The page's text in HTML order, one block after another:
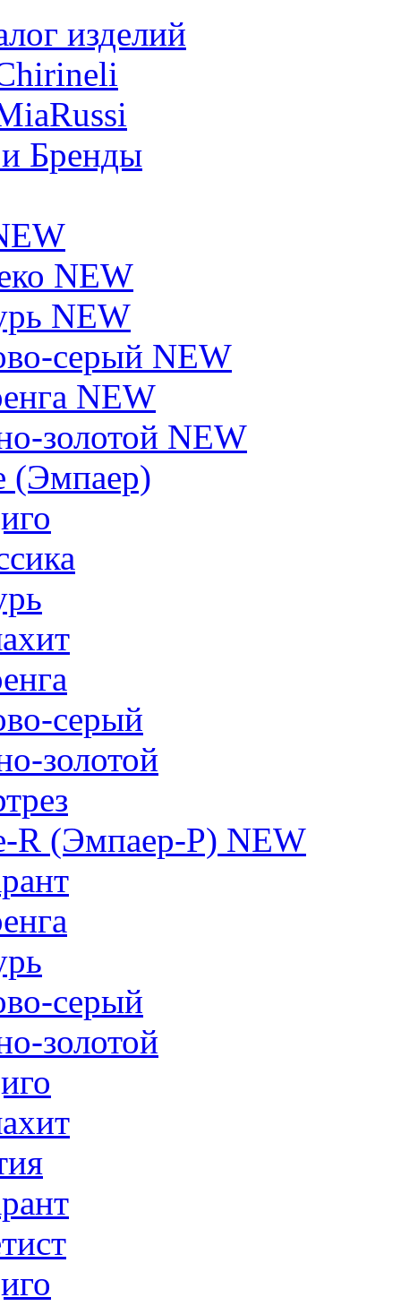
изделий
Бренды
NEW
NEW
серый NEW
NEW
золотой NEW
(Эмпаер)
серый
золотой
R (Эмпаер-P) NEW
серый
золотой